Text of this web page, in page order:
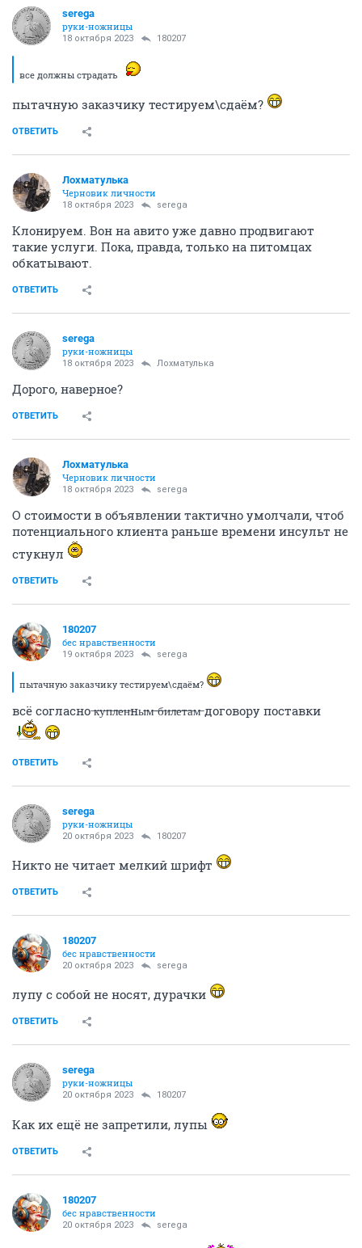
serega
руки-ножницы
18 октября 2023 180207
все должны страдать
пытачную заказчику тестируем\сдаём?
ОТВЕТИТЬ
Лохматулька
Черновик личности
18 октября 2023 serega
Клонируем. Вон на авито уже давно продвигают
такие услуги. Пока, правда, только на питомцах
обкатывают.
ОТВЕТИТЬ
serega
руки-ножницы
18 октября 2023 Лохматулька
Дорого, наверное?
ОТВЕТИТЬ
Лохматулька
Черновик личности
18 октября 2023 serega
О стоимости в объявлении тактично умолчали, чтоб
потенциального клиента раньше времени инсульт не
стукнул
ОТВЕТИТЬ
180207
бес нравственности
19 октября 2023 serega
пытачную заказчику тестируем\сдаём?
всё согласно ̶к̶у̶п̶л̶е̶н̶ны̶м̶ ̶б̶и̶л̶е̶т̶а̶м̶ договору поставки
ОТВЕТИТЬ
serega
руки-ножницы
20 октября 2023 180207
Никто не читает мелкий шрифт
ОТВЕТИТЬ
180207
бес нравственности
20 октября 2023 serega
лупу с собой не носят, дурачки
ОТВЕТИТЬ
serega
руки-ножницы
20 октября 2023 180207
Как их ещё не запретили, лупы
ОТВЕТИТЬ
180207
бес нравственности
20 октября 2023 serega